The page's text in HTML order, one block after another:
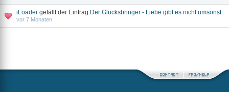
iLoader gefällt der Eintrag Der Glücksbringer - Liebe gibt es nicht umsonst
vor 7 Monaten